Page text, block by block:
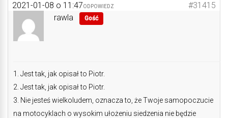
2021-01-08 o 11:47 #31415
ODPOWIEDZ
rawla Gość
1. Jest tak, jak opisał to Piotr.
2. Jest tak, jak opisał to Piotr.
3. Nie jesteś wielkoludem, oznacza to, że Twoje samopoczucie
na motocyklach o wysokim ułożeniu siedzenia nie będzie